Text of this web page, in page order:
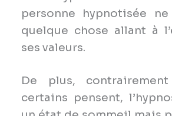
personne hypnotisée
quelque chose allant à
ses valeurs.
De plus,
certains pensent,